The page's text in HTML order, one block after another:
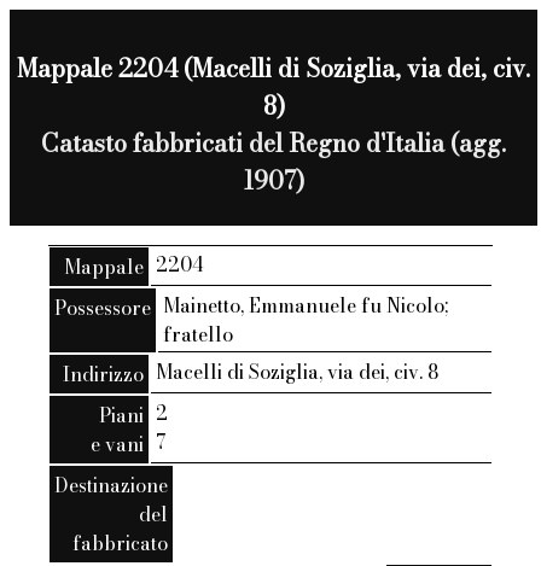
Mappale 2204 (Macelli di Soziglia, via dei, civ.
8)
Catasto fabbricati del Regno d'Italia (agg.
1907)
Mappale 2204
Possessore Mainetto, Emmanuele fu Nicolo;
fratello
Indirizzo Macelli di Soziglia, via dei, civ. 8
Piani
e vani
2
7
Destinazione
del
fabbricato